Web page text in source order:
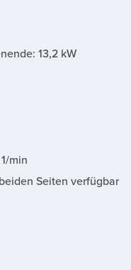
13,2 kW
min
Seiten verfügbar